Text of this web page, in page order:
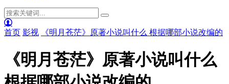
首页 影视 《明月苍茫》原著小说叫什么 根据哪部小说改编的
《明月苍茫》原著小说叫什么